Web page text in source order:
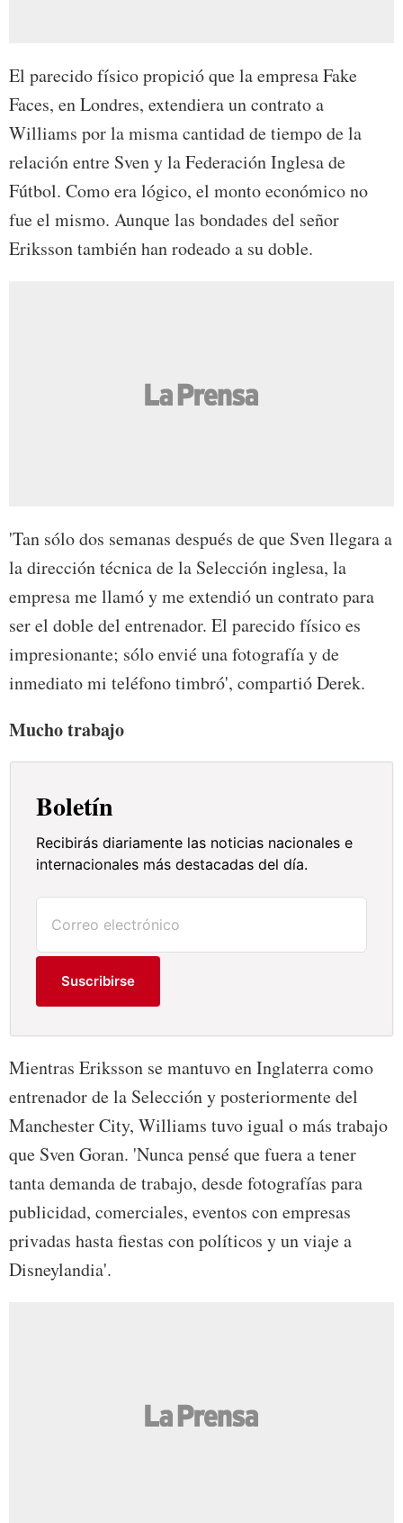
El parecido físico propició que la empresa Fake
Faces, en Londres, extendiera un contrato a
Williams por la misma cantidad de tiempo de la
relación entre Sven y la Federación Inglesa de
Fútbol. Como era lógico, el monto económico no
fue el mismo. Aunque las bondades del señor
Eriksson también han rodeado a su doble.
'Tan sólo dos semanas después de que Sven llegara a
la dirección técnica de la Selección inglesa, la
empresa me llamó y me extendió un contrato para
ser el doble del entrenador. El parecido físico es
impresionante; sólo envié una fotografía y de
inmediato mi teléfono timbró', compartió Derek.
Mucho trabajo
Boletín
Recibirás diariamente las noticias nacionales e
internacionales más destacadas del día.
Suscribirse
Mientras Eriksson se mantuvo en Inglaterra como
entrenador de la Selección y posteriormente del
Manchester City, Williams tuvo igual o más trabajo
que Sven Goran. 'Nunca pensé que fuera a tener
tanta demanda de trabajo, desde fotografías para
publicidad, comerciales, eventos con empresas
privadas hasta fiestas con políticos y un viaje a
Disneylandia'.